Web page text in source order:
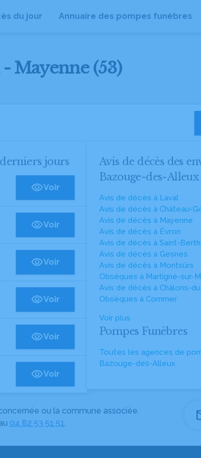
du jour Annuaire des pompes funèbres
Mayenne (53)
jours
Voir
Voir
Voir
Voir
Voir
Voir
Avis de décès des
Bazouge-des-Alleux
Avis de décès à Laval
Avis de décès à Château-
Avis de décès à Mayenne
Avis de décès à Évron
Avis de décès à Saint-
Avis de décès à Gesnes
Avis de décès à Montsûrs
Obsèques à Martigné-sur-
Avis de décès à Châlons-
Obsèques à Commer
Voir plus
Pompes Funèbres
Toutes les agences de
Bazouge-des-Alleux
ou la commune associée.
04 82 53 51 51.